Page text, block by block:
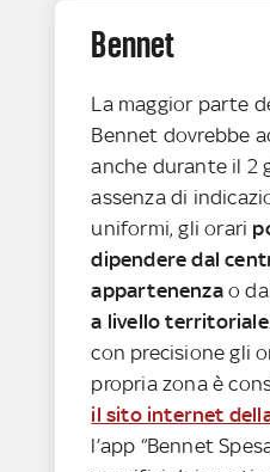
Bennet
La maggior parte
Bennet dovrebbe
anche durante il 2
assenza di
uniformi, gli orari
dipendere dal
appartenenzao
a livello territoriale
con precisione gli
propria zona è
il sito internet
l’app “Bennet